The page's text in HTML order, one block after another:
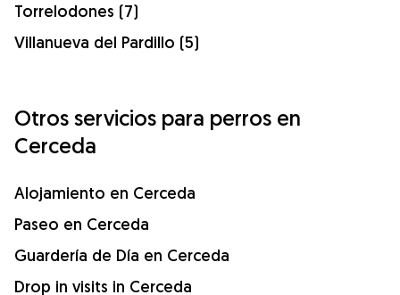
Torrelodones (7)
Villanueva del Pardillo (5)
Otros servicios para perros en
Cerceda
Alojamiento en Cerceda
Paseo en Cerceda
Guardería de Día en Cerceda
Drop in visits in Cerceda